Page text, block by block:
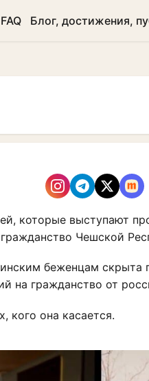
FAQ Блог, достижения,
которые выступают
Чешской
беженцам скрыта
на гражданство от
кого она касается.